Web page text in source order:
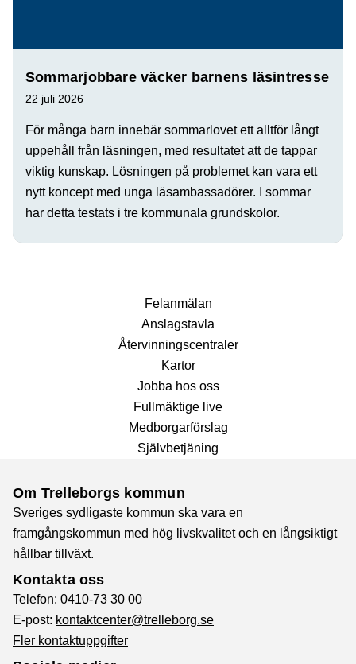
Sommarjobbare väcker barnens läsintresse
22 juli 2026
För många barn innebär sommarlovet ett alltför långt
uppehåll från läsningen, med resultatet att de tappar
viktig kunskap. Lösningen på problemet kan vara ett
nytt koncept med unga läsambassadörer. I sommar
har detta testats i tre kommunala grundskolor.
Fel­anmälan
Anslags­tavla
Återvinnings­centraler
Kartor
Jobba hos oss
Fullmäktige live
Medborgarförslag
Självbetjäning
Om Trelleborgs kommun
Sveriges sydligaste kommun ska vara en
framgångskommun med hög livskvalitet och en långsiktigt
hållbar tillväxt.
Kontakta oss
Telefon: 0410-73 30 00
E-post: kontaktcenter@trelleborg.se
Fler kontaktuppgifter